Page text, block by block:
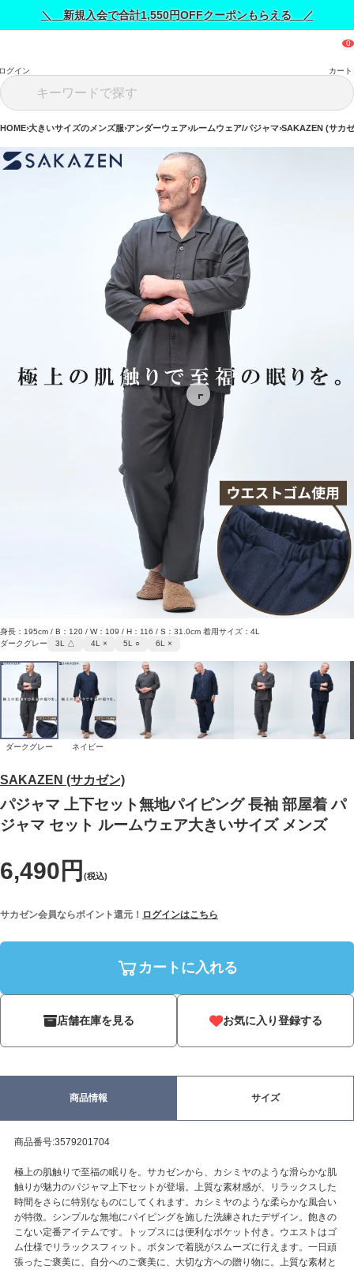
＼ 新規入会で合計1,550円OFFクーポンもらえる ／
グイン カート
HOME 大きいサイズのメンズ服 アンダーウェア ルームウェア/パジャマ SAKAZEN (サカ
SAKAZEN (サカゼン)
パジャマ 上下セット無地パイピング 長袖 部屋着 パ
ジャマ セット ルームウェア大きいサイズ メンズ
6,490円 (税込)
サカゼン会員ならポイント還元！ ログインはこちら
カートに入れる
店舗在庫を見る お気に入り登録する
身長：195cm / B：120 / W：109 / H：116 / S：31.0cm 着用サイズ：4L
ダークグレー
3L △ 4L × 5L ○ 6L ×
ダークグレー ネイビー
商品情報 サイズ
商品番号:3579201704
極上の肌触りで至福の眠りを。サカゼンから、カシミヤのような滑らかな肌
触りが魅力のパジャマ上下セットが登場。上質な素材感が、リラックスした
時間をさらに特別なものにしてくれます。カシミヤのような柔らかな風合い
が特徴。シンプルな無地にパイピングを施した洗練されたデザイン。飽きの
こない定番アイテムです。トップスには便利なポケット付き。ウエストはゴ
ム仕様でリラックスフィット。ボタンで着脱がスムーズに行えます。一日頑
張ったご褒美に、自分へのご褒美に、大切な方への贈り物に。上質な素材と